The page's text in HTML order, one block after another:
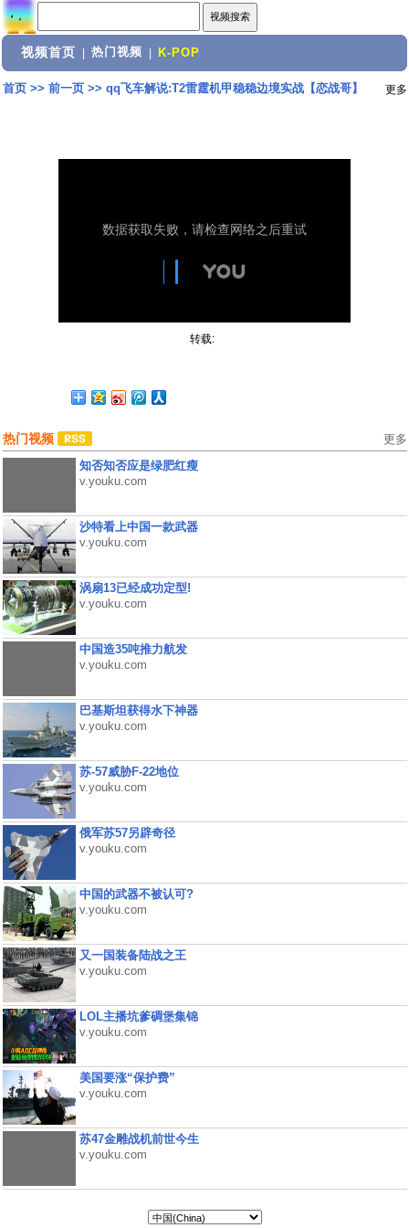
视频首页 热门视频 K-POP
首页>> 前一页>> qq飞车解说:T2雷霆机甲稳稳边境实战【恋战哥】 更多
转载:
热门视频 更多
知否知否应是绿肥红瘦
v.youku.com
沙特看上中国一款武器
v.youku.com
涡扇13已经成功定型!
v.youku.com
中国造35吨推力航发
v.youku.com
巴基斯坦获得水下神器
v.youku.com
苏-57威胁F-22地位
v.youku.com
俄军苏57另辟奇径
v.youku.com
中国的武器不被认可?
v.youku.com
又一国装备陆战之王
v.youku.com
LOL主播坑爹碉堡集锦
v.youku.com
美国要涨“保护费”
v.youku.com
苏47金雕战机前世今生
v.youku.com